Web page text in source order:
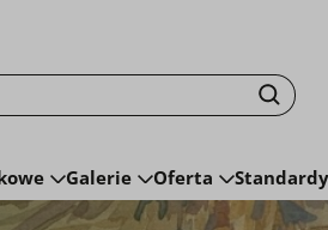
Szukaj
Galerie Oferta